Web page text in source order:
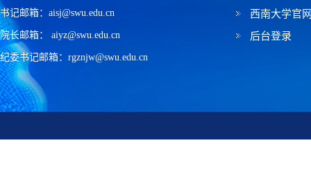
书记邮箱：aisj@swu.edu.cn
院长邮箱： aiyz@swu.edu.cn
纪委书记邮箱：rgznjw@swu.edu.cn
西南大学官
后台登录